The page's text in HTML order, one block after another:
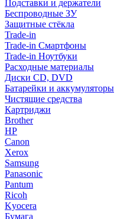
Подставки и держатели
Беспроводные ЗУ
Защитные стёкла
Trade-in
Trade-in Смартфоны
Trade-in Ноутбуки
Расходные материалы
Диски CD, DVD
Батарейки и аккумуляторы
Чистящие средства
Картриджи
Brother
HP
Canon
Xerox
Samsung
Panasonic
Pantum
Ricoh
Kyocera
Бумага